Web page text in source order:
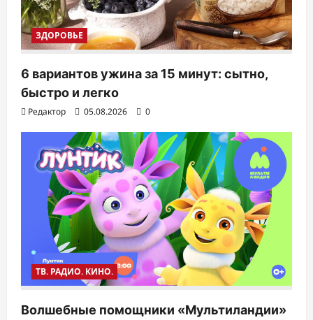
ЗДОРОВЬЕ
6 вариантов ужина за 15 минут: сытно,
быстро и легко
Редактор 05.08.2026 0
ТВ. РАДИО. КИНО.
Волшебные помощники «Мультиландии»